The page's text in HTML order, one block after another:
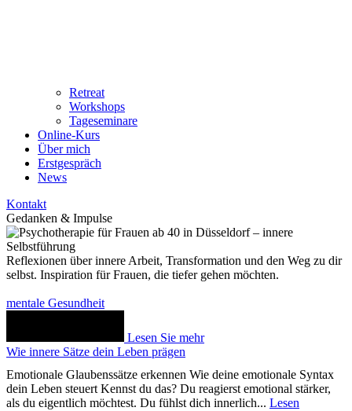
Retreat
Workshops
Tageseminare
Online-Kurs
Über mich
Erstgespräch
News
Kontakt
Gedanken & Impulse
Reflexionen über innere Arbeit, Transformation und den Weg zu dir
selbst. Inspiration für Frauen, die tiefer gehen möchten.
mentale Gesundheit
Lesen Sie mehr
Wie innere Sätze dein Leben prägen
Emotionale Glaubenssätze erkennen Wie deine emotionale Syntax
dein Leben steuert Kennst du das? Du reagierst emotional stärker,
als du eigentlich möchtest. Du fühlst dich innerlich... Lesen